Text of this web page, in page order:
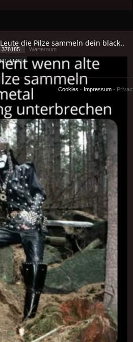
die Pilze sammeln dein black..
378185
Warteraum
[ 1 ] - ( 1.47 )
Cookies - Impressum -